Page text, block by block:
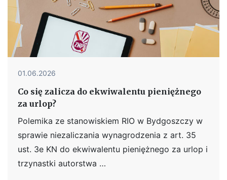
01.06.2026
Co się zalicza do ekwiwalentu pieniężnego
za urlop?
Polemika ze stanowiskiem RIO w Bydgoszczy w
sprawie niezaliczania wynagrodzenia z art. 35
ust. 3e KN do ekwiwalentu pieniężnego za urlop i
trzynastki autorstwa …